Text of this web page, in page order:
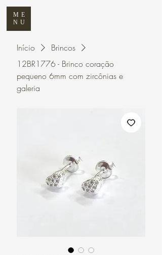
ME
NU
Início
Brincos
12BR1776 - Brinco coração
pequeno 6mm com zircônias e
galeria